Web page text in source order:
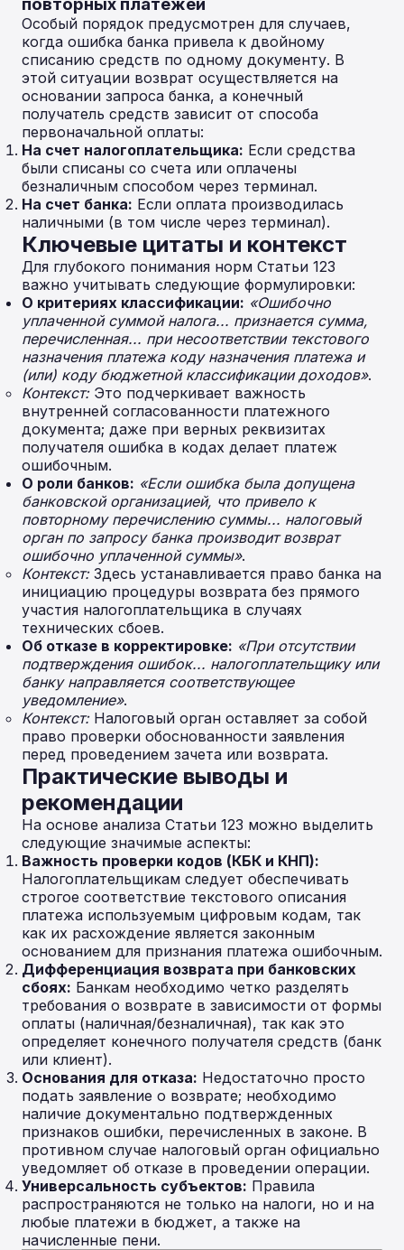
Особый порядок предусмотрен для случаев,
когда ошибка банка привела к двойному
списанию средств по одному документу. В
этой ситуации возврат осуществляется на
основании запроса банка, а конечный
получатель средств зависит от способа
первоначальной оплаты:
На счет налогоплательщика: Если средства
были списаны со счета или оплачены
безналичным способом через терминал.
На счет банка: Если оплата производилась
наличными (в том числе через терминал).
Ключевые цитаты и контекст
Для глубокого понимания норм Статьи 123
важно учитывать следующие формулировки:
О критериях классификации: «Ошибочно
уплаченной суммой налога... признается сумма,
перечисленная... при несоответствии текстового
назначения платежа коду назначения платежа и
(или) коду бюджетной классификации доходов».
Контекст:Это подчеркивает важность
внутренней согласованности платежного
документа; даже при верных реквизитах
получателя ошибка в кодах делает платеж
ошибочным.
О роли банков: «Если ошибка была допущена
банковской организацией, что привело к
повторному перечислению суммы... налоговый
орган по запросу банка производит возврат
ошибочно уплаченной суммы».
Контекст:Здесь устанавливается право банка на
инициацию процедуры возврата без прямого
участия налогоплательщика в случаях
технических сбоев.
Об отказе в корректировке: «При отсутствии
подтверждения ошибок... налогоплательщику или
банку направляется соответствующее
уведомление».
Контекст:Налоговый орган оставляет за собой
право проверки обоснованности заявления
перед проведением зачета или возврата.
Практические выводы и
рекомендации
На основе анализа Статьи 123 можно выделить
следующие значимые аспекты:
Важность проверки кодов (КБК и КНП):
Налогоплательщикам следует обеспечивать
строгое соответствие текстового описания
платежа используемым цифровым кодам, так
как их расхождение является законным
основанием для признания платежа ошибочным.
Дифференциация возврата при банковских
сбоях: Банкам необходимо четко разделять
требования о возврате в зависимости от формы
оплаты (наличная/безналичная), так как это
определяет конечного получателя средств (банк
или клиент).
Основания для отказа: Недостаточно просто
подать заявление о возврате; необходимо
наличие документально подтвержденных
признаков ошибки, перечисленных в законе. В
противном случае налоговый орган официально
уведомляет об отказе в проведении операции.
Универсальность субъектов: Правила
распространяются не только на налоги, но и на
любые платежи в бюджет, а также на
начисленные пени.